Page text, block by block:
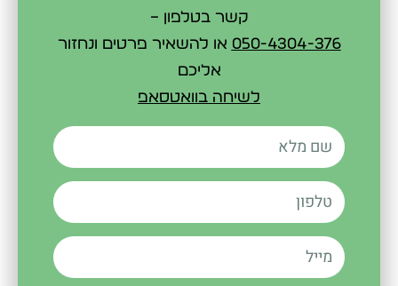
קשר בטלפון –
050-4304-376 או להשאיר פרטים ונחזור
אליכם
לשיחה בוואטסאפ